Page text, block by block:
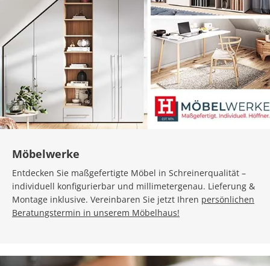
Möbelwerke
Entdecken Sie maßgefertigte Möbel in Schreinerqualität –
individuell konfigurierbar und millimetergenau. Lieferung &
Montage inklusive. Vereinbaren Sie jetzt Ihren persönlichen
Beratungstermin in unserem Möbelhaus!